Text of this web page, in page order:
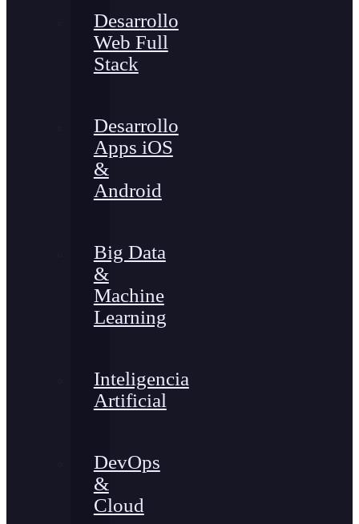
Desarrollo
Web Full
Stack
Desarrollo
Apps iOS
&
Android
Big Data
&
Machine
Learning
Inteligencia
Artificial
DevOps
&
Cloud